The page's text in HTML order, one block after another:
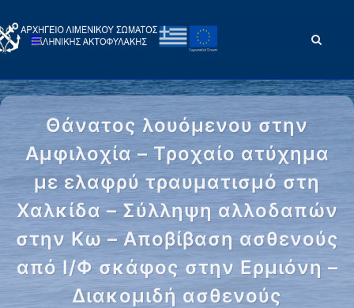
Θάνατος λουόμενου στην
Αμφιλοχία – Τροχαίο ατύχημα
με ελαφρύ τραυματισμό στη
Χαλκίδα – Σύλληψη αλλοδαπών
στην Κω – Αποβίβαση ασθενούς
από Ι/Φ σκάφος στην Ερμιόνη –
Διακομιδή ασθενούς